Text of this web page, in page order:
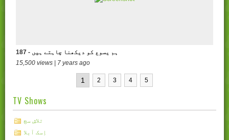
187 - ہم یسوع کو دیکھنا چاہتے ہیں
15,500 views | 7 years ago
1 2 3 4 5
TV Shows
تلاشِ سچ
اِسک آبلا